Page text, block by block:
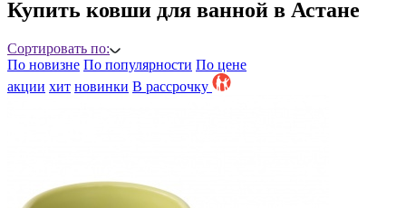
Купить ковши для ванной в Астане
Сортировать по:
По новизне По популярности По цене
акции хит новинки B рассрочку